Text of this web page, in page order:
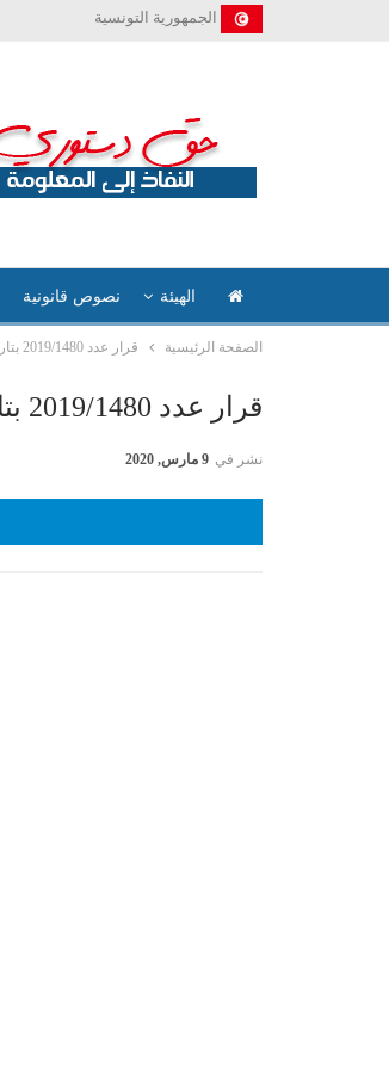
الجمهورية التونسية
الهيئة نصوص قانونية
الصفحة الرئيسية قرار عدد 2019/1480 بتاريخ 2020/01/09
قرار عدد 2019/1480 بتاريخ 2020/01/09
نشر في 9 مارس, 2020